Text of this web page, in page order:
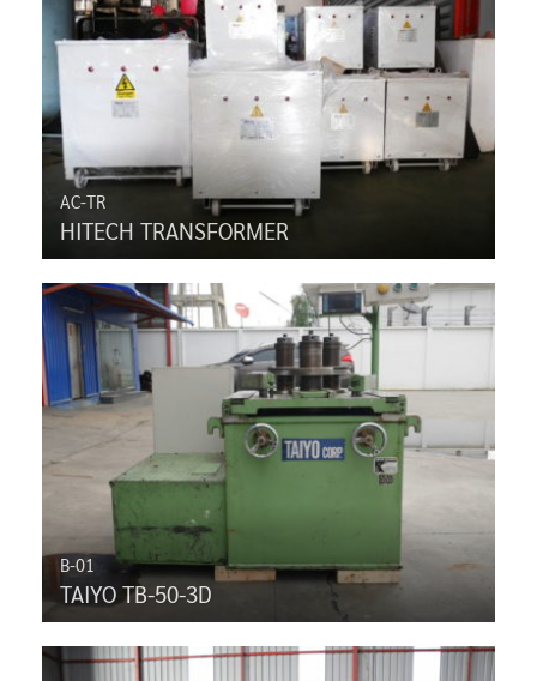
AC-TR
HITECH TRANSFORMER
B-01
TAIYO TB-50-3D